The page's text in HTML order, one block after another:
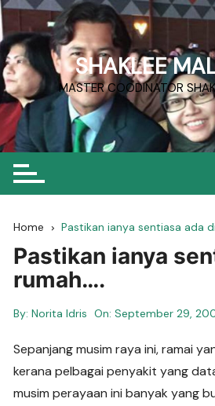
Skip
to
content
SHAKLEE
MASTER COODINATOR
Home Pastikan ianya sentiasa ada
Pastikan ianya
rumah….
By: Norita Idris On:September 29,
Sepanjang musim raya ini, ramai
kerana pelbagai penyakit yang
musim perayaan ini banyak yang